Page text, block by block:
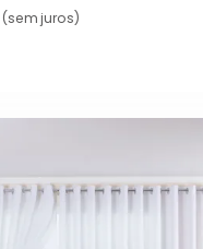
(sem juros)